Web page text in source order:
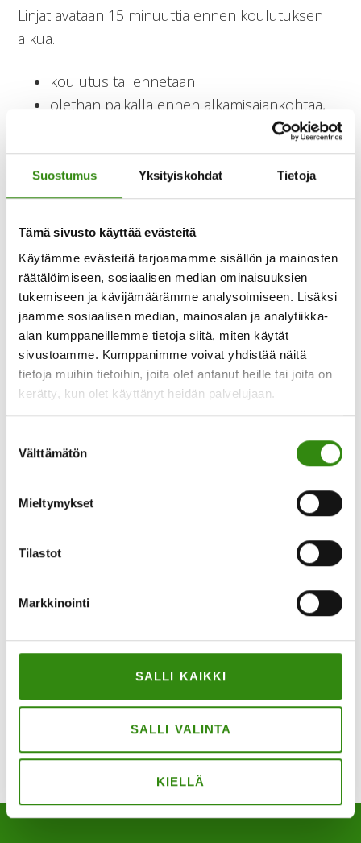
Suostumus Yksityiskohdat Tietoja
Tämä sivusto käyttää evästeitä
Käytämme evästeitä tarjoamamme sisällön ja mainosten
räätälöimiseen, sosiaalisen median ominaisuuksien
tukemiseen ja kävijämäärämme analysoimiseen. Lisäksi
jaamme sosiaalisen median, mainosalan ja analytiikka-
alan kumppaneillemme tietoja siitä, miten käytät
sivustoamme. Kumppanimme voivat yhdistää näitä
tietoja muihin tietoihin, joita olet antanut heille tai joita on
kerätty, kun olet käyttänyt heidän palvelujaan.
valinta
Välttämätön
Mieltymykset
Tilastot
Markkinointi
SALLI KAIKKI
SALLI VALINTA
KIELLÄ
Linjat avataan 15 minuuttia ennen koulutuksen
alkua.
koulutus tallennetaan
olethan paikalla ennen alkamisajankohtaa,
jotta vältymme häiriötekijöiltä
tilaisuuden aikana
pidäthän koulutuksen aikana kamerat ja
mikrofonit suljettuina
käytössäsi on hyvät ja toimivat
verkkoyhteydet
käytäthän mieluiten tietokonetta, sillä
mobiililaitteilla (puhelin, tabletti) saattaa olla
toisinaan vaikeuksia päästä Teamsiin
vältä ottamasta verkkoa puhelimen kautta
tietokoneeseen (voi heikentää Teamsiin
kokouslinkin ja yrittää uudelleen
emme voi vaikuttaa laitteistasi ja
sisäänkirjautumispulmiin
Google
Katso koko kalenteri